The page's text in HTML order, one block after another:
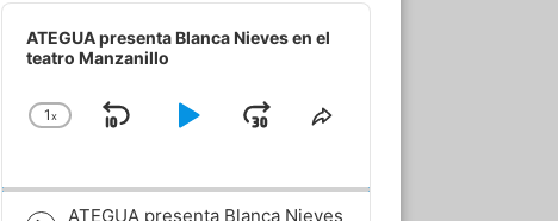
Audio
Player
ATEGUA presenta Blanca Nieves en el
teatro Manzanillo
Change
1x
SkipPlayJumpShare
ATEGUA presenta Blanca Nieves